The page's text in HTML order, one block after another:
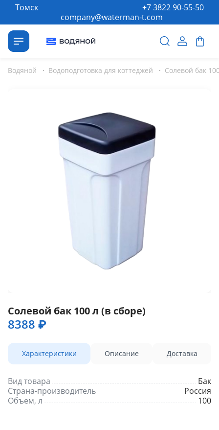
Томск
company@waterman-t.com
+7 3822 90-55-50
Водяной · Водоподготовка для коттеджей · Солевой бак
Солевой бак 100 л (в сборе)
8388 ₽
Характеристики Описание Доставка
Вид товара
Бак
Страна-производитель
Россия
Объем, л
100